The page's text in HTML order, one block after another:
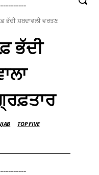
ਭੱਦੀ ਸ਼ਬਦਾਵਲੀ ਵਰਤਣ
ਭੱਦੀ
TOP FIVE